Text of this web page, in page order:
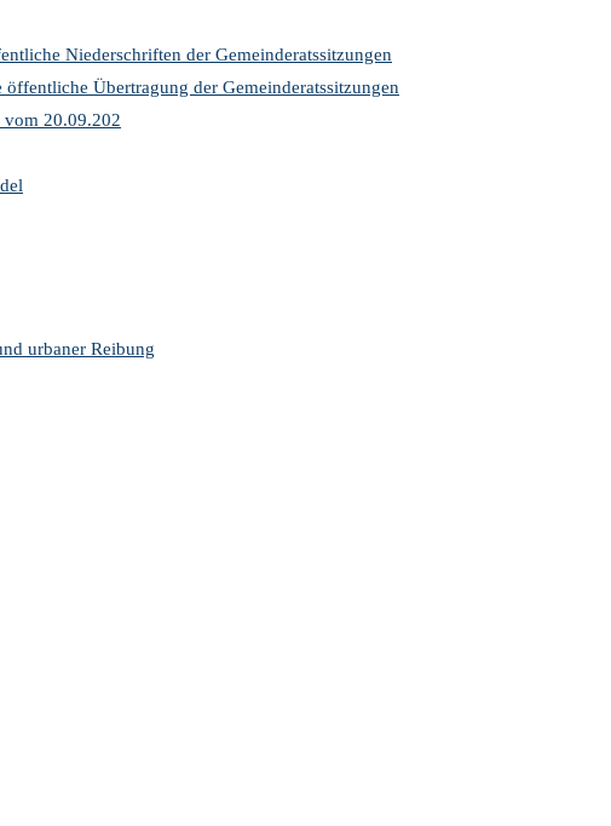
Niederschriften der Gemeinderatssitzungen
Übertragung der Gemeinderatssitzungen
vom 20.09.202
urbaner Reibung